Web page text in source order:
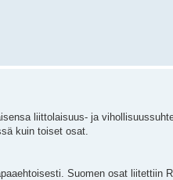
liittolaisuus- ja
kuin toiset osat.
Suomen osat liitettiin